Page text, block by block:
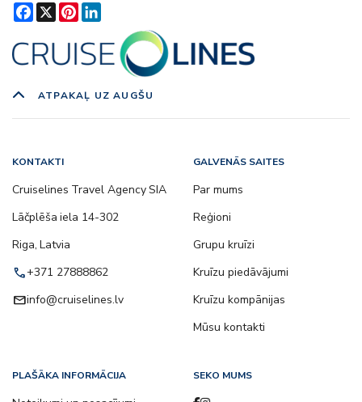
Facebook
X Pinterest
ATPAKAĻ UZ AUGŠU
KONTAKTI
Cruiselines Travel Agency SIA
Lāčplēša iela 14-302
Riga, Latvia
call+371 27888862
emailinfo@cruiselines.lv
GALVENĀS SAITES
Par mums
Reģioni
Grupu kruīzi
Kruīzu piedāvājumi
Kruīzu kompānijas
Mūsu kontakti
PLAŠĀKA INFORMĀCIJA SEKO MUMS